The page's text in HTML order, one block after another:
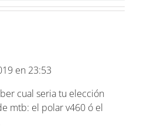
en 23:53
cual seria tu elección
mtb: el polar v460 ó el